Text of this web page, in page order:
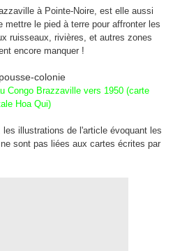
à Pointe-Noire, est elle aussi
le pied à terre pour affronter les
ruisseaux, rivières, et autres zones
encore manquer !
Congo Brazzaville vers 1950 (carte
Hoa Qui)
illustrations de l'article évoquant les
sont pas liées aux cartes écrites par